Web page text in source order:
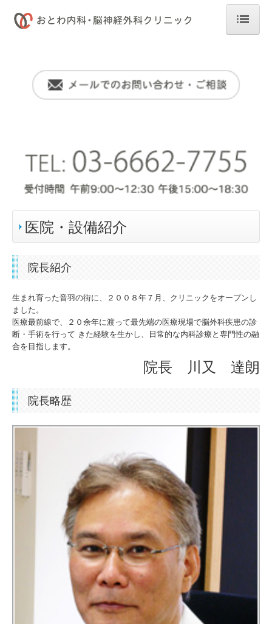
診療プログラム
脳神経外科・セカンドオピニオン
禁煙外来・外科一般
健康増進プログラム
人間ドック
健康診断・予防接種
ED・AGA
医院・設備紹介
遠隔診療
医院・設備紹介
院長紹介
生まれ育った音羽の街に、２００８年７月、クリニックをオープンし
ました。
医療最前線で、２０余年に渡って最先端の医療現場で脳外科疾患の診
断・手術を行って きた経験を生かし、日常的な内科診療と専門性の融
合を目指します。
院長 川又 達朗
院長略歴